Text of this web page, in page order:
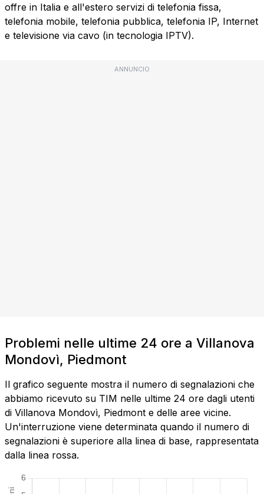
offre in Italia e all'estero servizi di telefonia fissa,
telefonia mobile, telefonia pubblica, telefonia IP, Internet
e televisione via cavo (in tecnologia IPTV).
ANNUNCIO
Problemi nelle ultime 24 ore a Villanova
Mondovì, Piedmont
Il grafico seguente mostra il numero di segnalazioni che
abbiamo ricevuto su TIM nelle ultime 24 ore dagli utenti
di Villanova Mondovì, Piedmont e delle aree vicine.
Un'interruzione viene determinata quando il numero di
segnalazioni è superiore alla linea di base, rappresentata
dalla linea rossa.